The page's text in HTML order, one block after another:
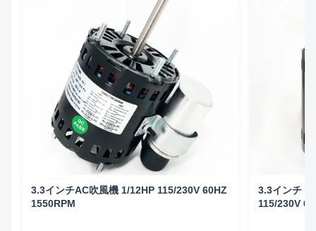
3.3インチAC吹風機 1/12HP 115/230V 60HZ
1550RPM
3.3インチ
115/230V